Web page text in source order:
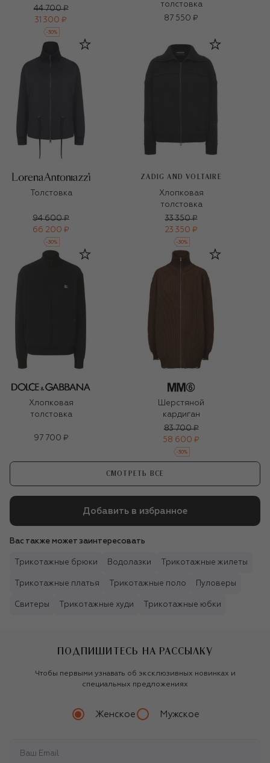
44 700 ₽
31 300 ₽
-30%
толстовка
87 550 ₽
Толстовка
94 600 ₽
66 200 ₽
-30%
ZADIG AND VOLTAIRE
Хлопковая
толстовка
33 350 ₽
23 350 ₽
-30%
Хлопковая
толстовка
97 700 ₽
Шерстяной
кардиган
83 700 ₽
58 600 ₽
-30%
СМОТРЕТЬ ВСЕ
Добавить в избранное
Вас также может заинтересовать
Трикотажные брюки Водолазки Трикотажные жилеты
Трикотажные платья Трикотажные поло Пуловеры
Свитеры Трикотажные худи Трикотажные юбки
ПОДПИШИТЕСЬ НА РАССЫЛКУ
Чтобы первыми узнавать об эксклюзивных новинках и
специальных предложениях
Женское Мужское